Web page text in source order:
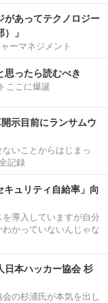
があってテクノロジー
」
ーマネジメント
思ったら読むべき
ここに爆誕
示目前にランサムウ
いことからはじまっ
記録
ュリティ自給率」向
導入していますが自分
かっていないんじゃな
日本ハッカー協会 杉
の杉浦氏が本気を出し